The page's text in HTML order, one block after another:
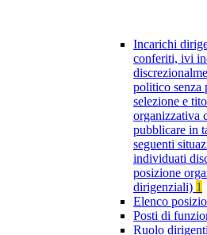
Incarichi
conferiti, ivi
politico senza
selezione e
organizzativa
pubblicare in
seguenti
individuati
posizione
dirigenziali) 1
Elenco
Posti di
Ruolo dirigenti